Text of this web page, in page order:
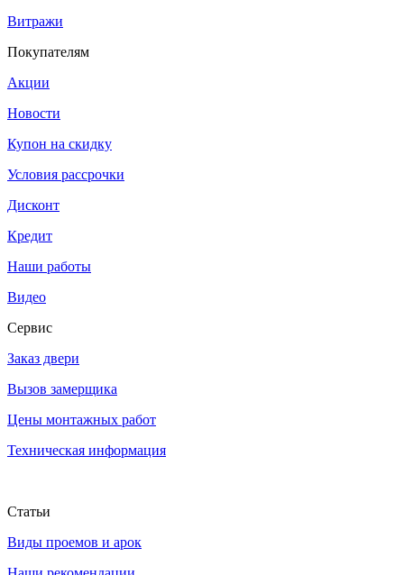
Витражи
Покупателям
Акции
Новости
Купон на скидку
Условия рассрочки
Дисконт
Кредит
Наши работы
Видео
Сервис
Заказ двери
Вызов замерщика
Цены монтажных работ
Техническая информация
Статьи
Виды проемов и арок